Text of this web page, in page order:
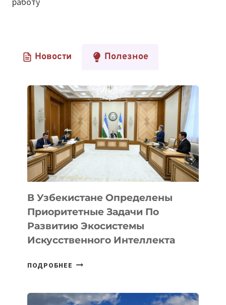
Новости Полезное
В Узбекистане Определены
Приоритетные Задачи По
Развитию Экосистемы
Искусственного Интеллекта
ПОДРОБНЕЕ В
ПРИОРИТЕТНЫЕ